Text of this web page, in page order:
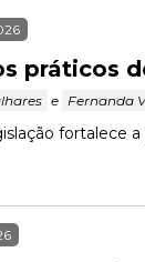
práticos
e Fernanda
fortalece